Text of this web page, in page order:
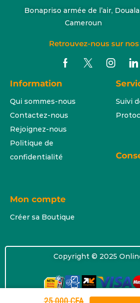
25 000CFA
Bonapriso armée de l’air,
Cameroun
Retrouvez-nous sur
Information
Qui sommes-nous
Contactez-nous
Rejoignez-nous
Politique de
confidentialité
Suivi
Mon compte
Créer sa Boutique
Copyright © 2025